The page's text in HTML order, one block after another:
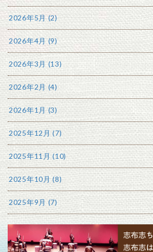
2026年5月 (2)
2026年4月 (9)
2026年3月 (13)
2026年2月 (4)
2026年1月 (3)
2025年12月 (7)
2025年11月 (10)
2025年10月 (8)
2025年9月 (7)